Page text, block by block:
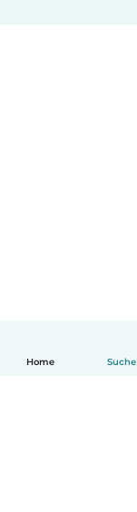
Home Suche